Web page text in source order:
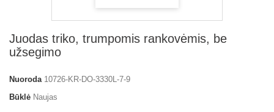
Juodas triko, trumpomis rankovėmis, be
užsegimo
Nuoroda 10726-KR-DO-3330L-7-9
Būklė Naujas